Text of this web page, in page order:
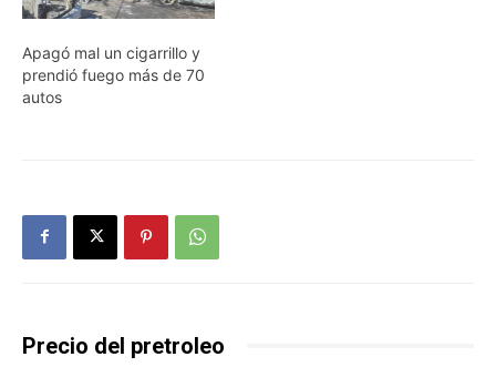
Apagó mal un cigarrillo y
prendió fuego más de 70
autos
Precio del pretroleo